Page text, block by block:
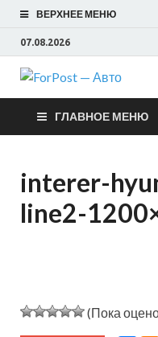
ВЕРХНЕЕ МЕНЮ
07.08.2026
ГЛАВНОЕ МЕНЮ
interer-
line2-
(Пока